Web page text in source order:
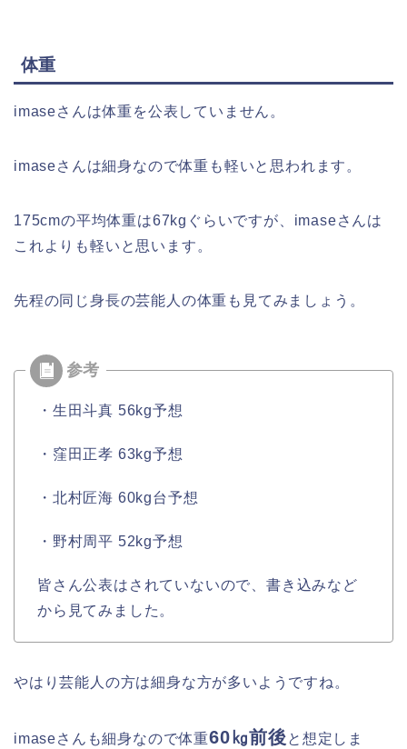
体重
imaseさんは体重を公表していません。
imaseさんは細身なので体重も軽いと思われます。
175cmの平均体重は67kgぐらいですが、imaseさんは
これよりも軽いと思います。
先程の同じ身長の芸能人の体重も見てみましょう。
・生田斗真 56kg予想
・窪田正孝 63kg予想
・北村匠海 60kg台予想
・野村周平 52kg予想
皆さん公表はされていないので、書き込みなど
から見てみました。
やはり芸能人の方は細身な方が多いようですね。
imaseさんも細身なので体重60㎏前後と想定しま